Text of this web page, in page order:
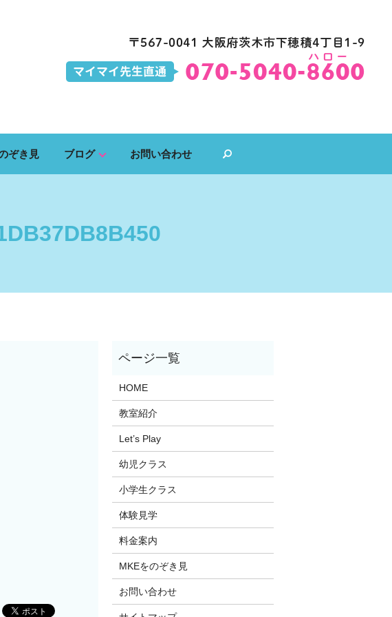
ぞき見 ブログ お問い合わせ
HOME
教室紹介
Let’s Play
幼児クラス
小学生クラス
体験見学
料金案内
MKEをのぞき見
お問い合わせ